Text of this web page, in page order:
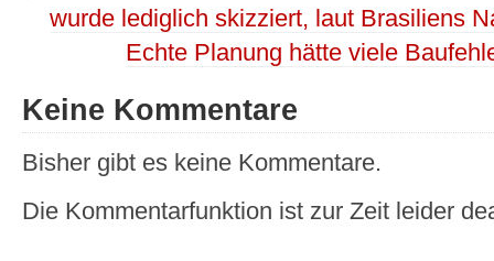
wurde lediglich skizziert, laut Brasiliens
Echte Planung hätte viele
Keine Kommentare
Bisher gibt es keine Kommentare.
Die Kommentarfunktion ist zur Zeit leider